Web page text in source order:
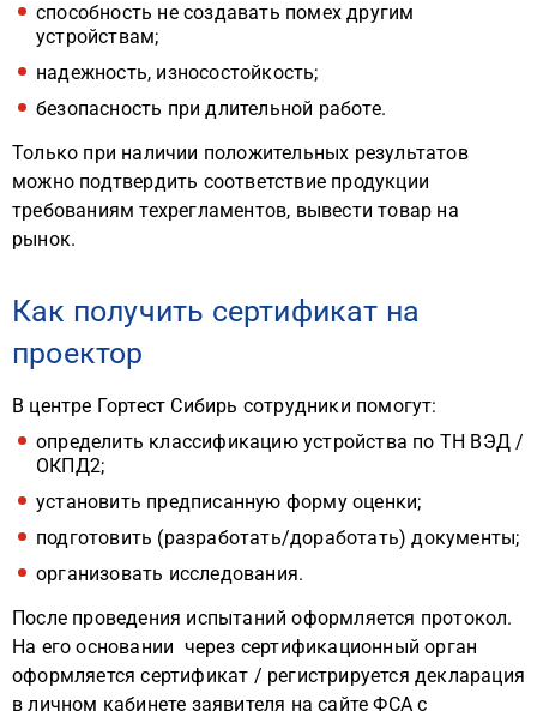
способность не создавать помех другим
устройствам;
надежность, износостойкость;
безопасность при длительной работе.
Только при наличии положительных результатов
можно подтвердить соответствие продукции
требованиям техрегламентов, вывести товар на
рынок.
Как получить сертификат на
проектор
В центре Гортест Сибирь сотрудники помогут:
определить классификацию устройства по ТН ВЭД /
ОКПД2;
установить предписанную форму оценки;
подготовить (разработать/доработать) документы;
организовать исследования.
После проведения испытаний оформляется протокол.
На его основании через сертификационный орган
оформляется сертификат / регистрируется декларация
в личном кабинете заявителя на сайте ФСА с